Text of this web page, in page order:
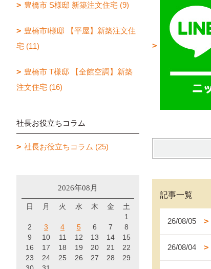
記事一覧
26/08/05
26/08/04
豊橋市 S様邸 新築注文住宅 (9)
豊橋市I様邸 【平屋】新築注文住
宅 (11)
豊橋市 T様邸 【全館空調】新築
注文住宅 (16)
社長お役立ちコラム
社長お役立ちコラム (25)
2026年08月
日 月 火 水 木 金
土
1
2
3 4 5 6 7
8
9
10 11 12 13 14
15
16
17 18 19 20 21
22
23
24 25 26 27 28
29